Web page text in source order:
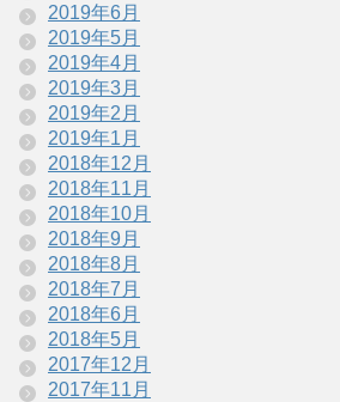
2019年6月
2019年5月
2019年4月
2019年3月
2019年2月
2019年1月
2018年12月
2018年11月
2018年10月
2018年9月
2018年8月
2018年7月
2018年6月
2018年5月
2017年12月
2017年11月